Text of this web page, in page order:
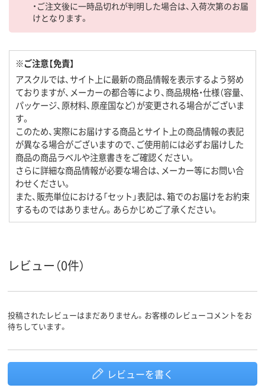
・ご注文後に一時品切れが判明した場合は、入荷次第のお届
けとなります。
※ご注意【免責】
アスクルでは、サイト上に最新の商品情報を表示するよう努め
ておりますが、メーカーの都合等により、商品規格・仕様（容量、
パッケージ、原材料、原産国など）が変更される場合がございま
す。
このため、実際にお届けする商品とサイト上の商品情報の表記
が異なる場合がございますので、ご使用前には必ずお届けした
商品の商品ラベルや注意書きをご確認ください。
さらに詳細な商品情報が必要な場合は、メーカー等にお問い合
わせください。
また、販売単位における「セット」表記は、箱でのお届けをお約束
するものではありません。あらかじめご了承ください。
レビュー（0件）
投稿されたレビューはまだありません。お客様のレビューコメントをお
待ちしています。
レビューを書く